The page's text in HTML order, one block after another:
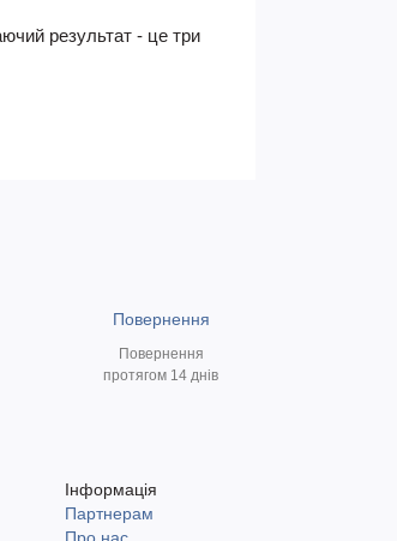
результат - це три
Повернення
Повернення
протягом 14 днів
Інформація
Партнерам